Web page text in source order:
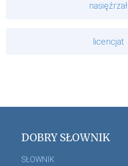
nasięźrzał
licencjat
DOBRY SŁOWNIK
SŁOWNIK